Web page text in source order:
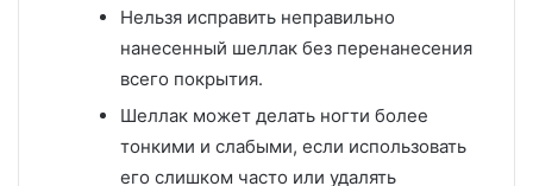
Нельзя исправить неправильно
нанесенный шеллак без перенанесения
всего покрытия.
Шеллак может делать ногти более
тонкими и слабыми, если использовать
его слишком часто или удалять